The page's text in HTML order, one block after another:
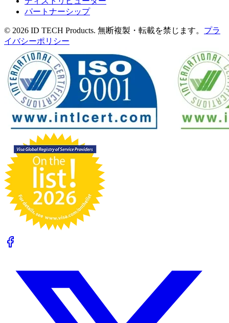
パートナーシップ
© 2026 ID TECH Products. 無断複製・転載を禁じます。 プラ
イバシーポリシー